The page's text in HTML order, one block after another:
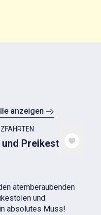
anzeigen
Preikestolen
atemberaubenden
und
absolutes Muss!